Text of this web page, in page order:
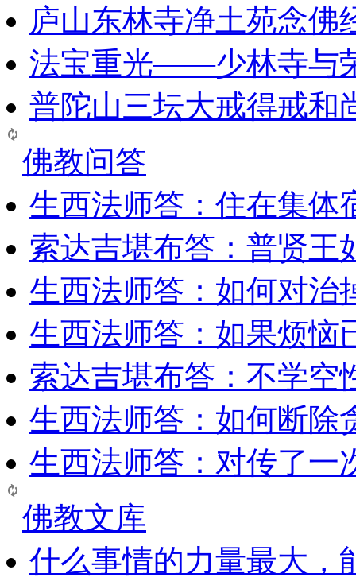
庐山东林寺净土苑念佛
法宝重光——少林寺与
普陀山三坛大戒得戒和
佛教问答
生西法师答：住在集体
索达吉堪布答：普贤王
生西法师答：如何对治
生西法师答：如果烦恼
索达吉堪布答：​不学空
生西法师答：如何断除
生西法师答：对传了一
佛教文库
什么事情的力量最大，